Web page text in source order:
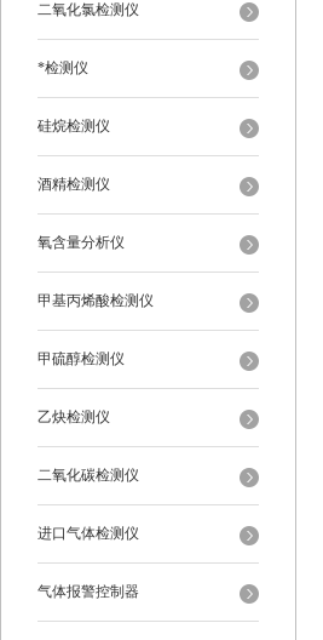
二氧化氯检测仪
*检测仪
硅烷检测仪
酒精检测仪
氧含量分析仪
甲基丙烯酸检测仪
甲硫醇检测仪
乙炔检测仪
二氧化碳检测仪
进口气体检测仪
气体报警控制器